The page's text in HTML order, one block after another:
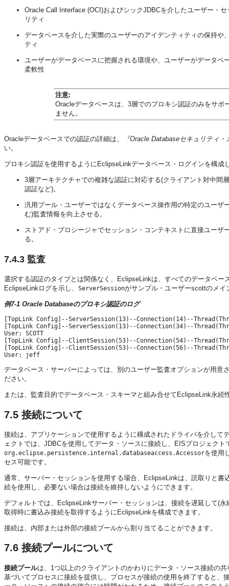
Oracle Call Interface (OCI)およびシックJDBCを介したユーザー・
リティ
データベースを介した実際のユーザーのアイデンティティの保持
ティ
ユーザーがデータベースに把握される環境や、ユーザーがデータ
柔軟性
注意:
Oracleデータベースは、3層でのプロキシ認証のみをサ
ません。
Oracleデータベースでの認証の詳細は、
『Oracle Databaseセキュリティ・
い。
プロキシ認証を使用するようにEclipseLinkデータベース・ログインを構成
3層アーキテクチャでの複雑な認証に対応する(クライアント対中
認証など)。
汎用プール・ユーザーではなくデータベース操作用の特定のユー
む)監査情報を向上させる。
ストアド・プロシージャでセッション・コンテキストに直接ユー
る。
7.4.3 監査
選択する認証のタイプとは関係なく、EclipseLinkは、すべてのデータベ
EclipseLinkログを示し、 ServerSessionがサンプル・ユーザーscottのメイ
例7-1 Oracle Databaseのプロキシ認証のログ
[TopLink Config]--ServerSession(13)--Connection(14)--
[TopLink Config]--ServerSession(13)--Connection(34)--
User: SCOTT
[TopLink Config]--ClientSession(53)--Connection(54)--
[TopLink Config]--ClientSession(53)--Connection(56)--
データベース・サーバーによっては、別のユーザー監査オプションが用
ださい。
または、監査目的でデータベース・スキーマと組み合せてEclipseLink永
7.5 接続について
接続は、アプリケーションで使用するように構成されたドライバを介し
ェクトでは、JDBCを使用してデータ・ソースに接続し、EISプロジェク
org.eclipse.persistence.internal.databaseaccess.Accessorを使用
セス可能です。
通常、サーバー・セッションを使用する場合、EclipseLinkは、読取りと
続を使用し、必要ない場合は接続を維持しないようにできます。
デフォルトでは、EclipseLinkサーバー・セッションは、接続を遅延して(
取得時に書込み接続を取得するようにEclipseLinkを構成できます。
接続は、内部または外部の接続プールから割り当てることができます。
7.6 接続プールについて
接続プールは、1つ以上のクライアントのかわりにデータ・ソース接続の
基づいてプロセスに接続を提供し、プロセスが接続の使用を終了すると